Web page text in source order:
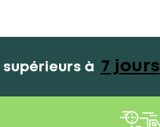
supérieurs à 7 jours